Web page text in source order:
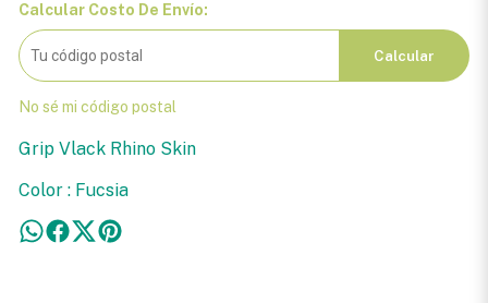
Calcular Costo De Envío:
Calcular
No sé mi código postal
Grip Vlack Rhino Skin
Color : Fucsia